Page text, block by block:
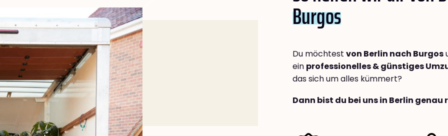
Burgos
Du möchtest von Berlin nach Burgos
ein professionelles & günstiges
das sich um alles kümmert?
Dann bist du bei uns in Berlin